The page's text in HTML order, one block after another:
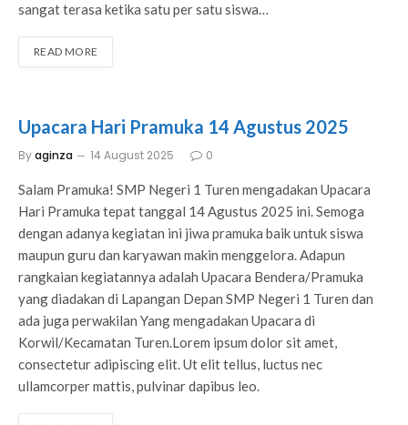
sangat terasa ketika satu per satu siswa…
READ MORE
Upacara Hari Pramuka 14 Agustus 2025
Byaginza 14 August 2025 0
Salam Pramuka! SMP Negeri 1 Turen mengadakan Upacara
Hari Pramuka tepat tanggal 14 Agustus 2025 ini. Semoga
dengan adanya kegiatan ini jiwa pramuka baik untuk siswa
maupun guru dan karyawan makin menggelora. Adapun
rangkaian kegiatannya adalah Upacara Bendera/Pramuka
yang diadakan di Lapangan Depan SMP Negeri 1 Turen dan
ada juga perwakilan Yang mengadakan Upacara di
Korwil/Kecamatan Turen.Lorem ipsum dolor sit amet,
consectetur adipiscing elit. Ut elit tellus, luctus nec
ullamcorper mattis, pulvinar dapibus leo.